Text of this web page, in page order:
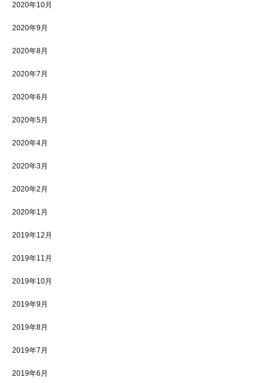
2020年10月
2020年9月
2020年8月
2020年7月
2020年6月
2020年5月
2020年4月
2020年3月
2020年2月
2020年1月
2019年12月
2019年11月
2019年10月
2019年9月
2019年8月
2019年7月
2019年6月